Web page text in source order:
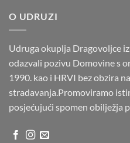
O UDRUZI
Udruga okuplja Dragovoljce
odazvali pozivu Domovine s
1990. kao i HRVI bez obzira
stradavanja.Promoviramo
posjećujući spomen obilježja